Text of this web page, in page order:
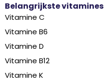
Belangrijkste vitamines
Vitamine C
Vitamine B6
Vitamine D
Vitamine B12
Vitamine K